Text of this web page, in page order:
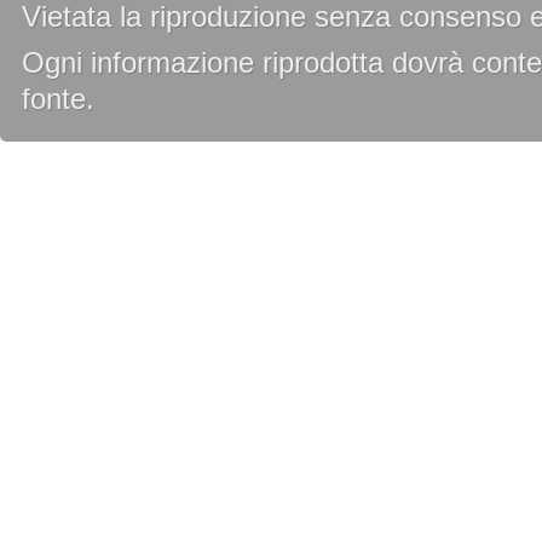
Vietata la riproduzione senza consenso
Ogni informazione riprodotta dovrà
fonte.